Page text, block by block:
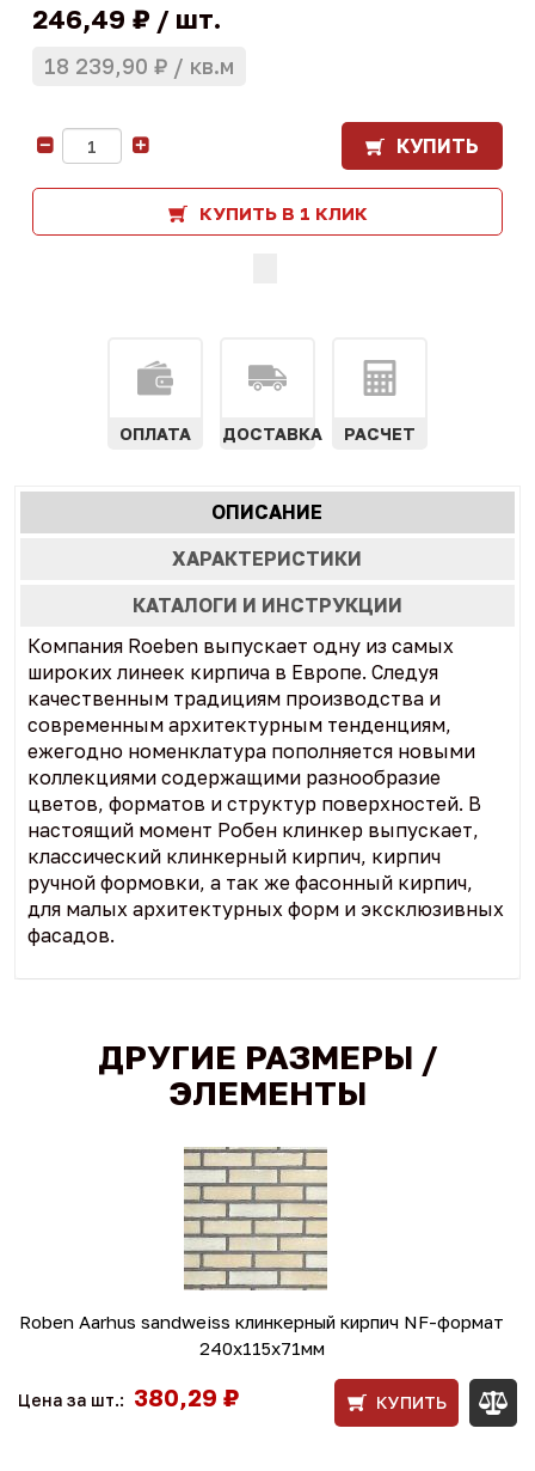
246,49 ₽ шт.
18 239,90 ₽ кв.м
КУПИТЬ
КУПИТЬ В 1 КЛИК
ОПЛАТА ДОСТАВКА РАСЧЕТ
Характеристики
табы
ОПИСАНИЕ
ВКЛАДКА)
ХАРАКТЕРИСТИКИ
КАТАЛОГИ И ИНСТРУКЦИИ
Компания Roeben выпускает одну из самых
широких линеек кирпича в Европе. Следуя
качественным традициям производства и
современным архитектурным тенденциям,
ежегодно номенклатура пополняется новыми
коллекциями содержащими разнообразие
цветов, форматов и структур поверхностей. В
настоящий момент Робен клинкер выпускает,
классический клинкерный кирпич, кирпич
ручной формовки, а так же фасонный кирпич,
для малых архитектурных форм и эксклюзивных
фасадов.
ДРУГИЕ РАЗМЕРЫ /
ЭЛЕМЕНТЫ
Roben Aarhus sandweiss клинкерный кирпич NF-формат
240x115x71мм
Цена за шт.: 380,29 ₽ КУПИТЬ